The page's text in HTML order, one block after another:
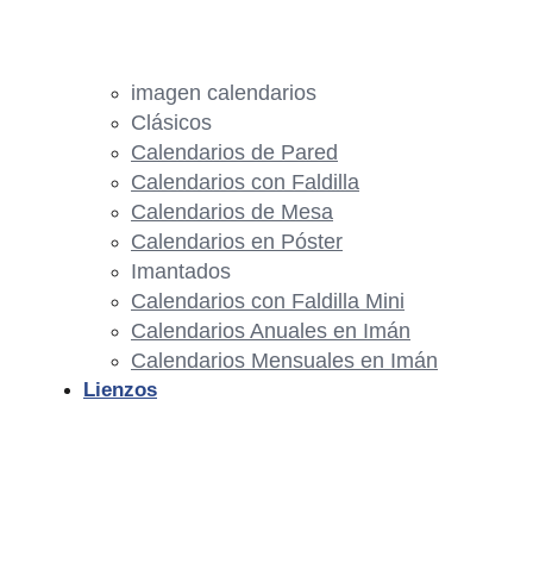
imagen calendarios
Clásicos
Calendarios de Pared
Calendarios con Faldilla
Calendarios de Mesa
Calendarios en Póster
Imantados
Calendarios con Faldilla Mini
Calendarios Anuales en Imán
Calendarios Mensuales en Imán
Lienzos